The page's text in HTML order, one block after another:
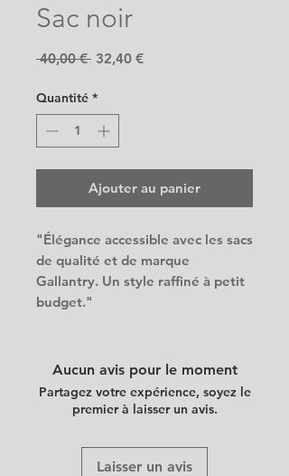
Sac noir
40,00 € Prix
32,40 €Prix
Quantité *
Ajouter au panier
"Élégance accessible avec les sacs
de qualité et de marque
Gallantry. Un style raffiné à petit
budget."
Aucun avis pour le moment
Partagez votre expérience, soyez le
premier à laisser un avis.
Laisser un avis